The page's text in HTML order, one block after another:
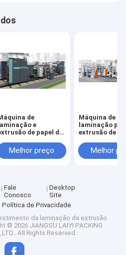
de
laminação e
de papel de
Melhor preço
Máquina de
laminação por
extrusão de
de alto valor
Melhor
Fale
Conosco
Desktop
Site
Política de Privacidade
da laminação da extrusão
© 2026 JIANGSU LAIYI PACKING
All Rights Reserved.